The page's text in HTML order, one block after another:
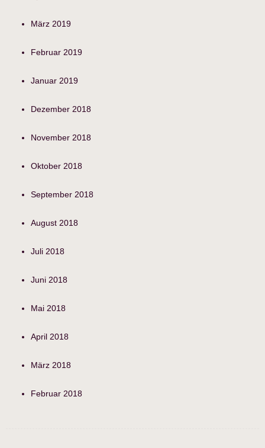
März 2019
Februar 2019
Januar 2019
Dezember 2018
November 2018
Oktober 2018
September 2018
August 2018
Juli 2018
Juni 2018
Mai 2018
April 2018
März 2018
Februar 2018